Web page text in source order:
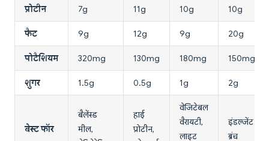
प्रोटीन 7g 11g 10g 10g
फैट 9g 12g 9g 20g
पोटैशियम 320mg 130mg 180mg 150mg
शुगर 1.5g 0.5g 1g 2g
बेस्ट फॉर
बैलेंस्ड
मील,
हाई
प्रोटीन,
वेजिटेबल
वैरायटी,
लाइट
इंडल्जेंट
ब्रंच